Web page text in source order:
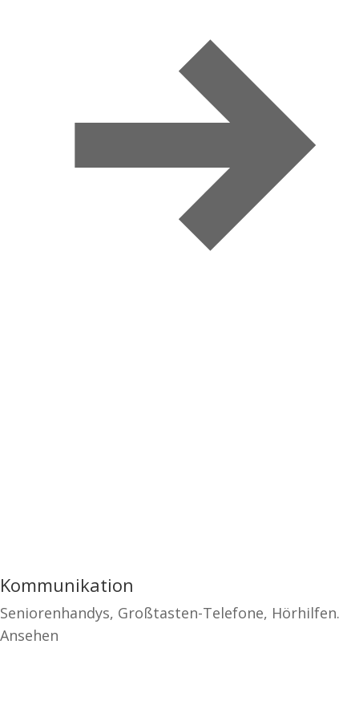
Kommunikation
Seniorenhandys, Großtasten-Telefone, Hörhilfen.
Ansehen